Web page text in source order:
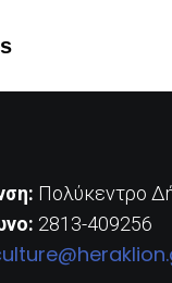
Πολύκεντρο
2813-409256